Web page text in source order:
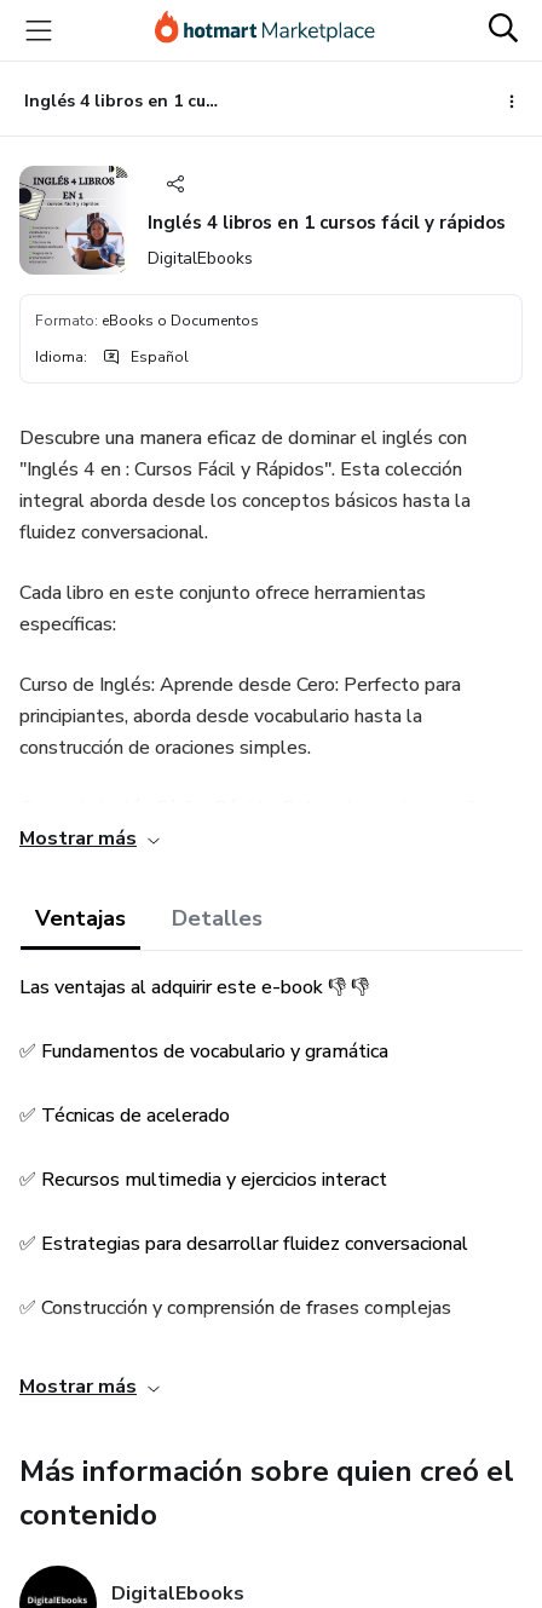
principal
página
de
página
Inglés 4 libros en 1 cursos fácil y rápidos
Inglés 4 libros en 1 cursos fácil y rápidos
DigitalEbooks
Formato: eBooks o Documentos
Idioma: Español
Descubre una manera eficaz de dominar el inglés con
"Inglés 4 en : Cursos Fácil y Rápidos". Esta colección
integral aborda desde los conceptos básicos hasta la
fluidez conversacional.
Cada libro en este conjunto ofrece herramientas
específicas:
Curso de Inglés: Aprende desde Cero: Perfecto para
principiantes, aborda desde vocabulario hasta la
construcción de oraciones simples.
acelerado y estrategias eficientes para mejorar
Curso Digital de Inglés: Ofrece un aprendizaje interactivo
conversacionales con situaciones prácticas y diálogos
✅ Estrategias para desarrollar fluidez conversacional
✅ Mejora de la pronunciación y entonación
✅ Uso de expresiones idiomáticas
Mostrar más
Ventajas Detalles
Las ventajas al adquirir este e-book 👎 👎
✅ Fundamentos de vocabulario y gramática
✅ Técnicas de acelerado
✅ Recursos multimedia y ejercicios interact
✅ Estrategias para desarrollar fluidez conversacional
✅ Construcción y comprensión de frases complejas
✅ Mejora de la pronunciación y entonación
✅ Preparación para situaciones de la vida real
✅ Y muchas cosas mas
Mostrar más
Más información sobre quien creó el
contenido
DigitalEbooks